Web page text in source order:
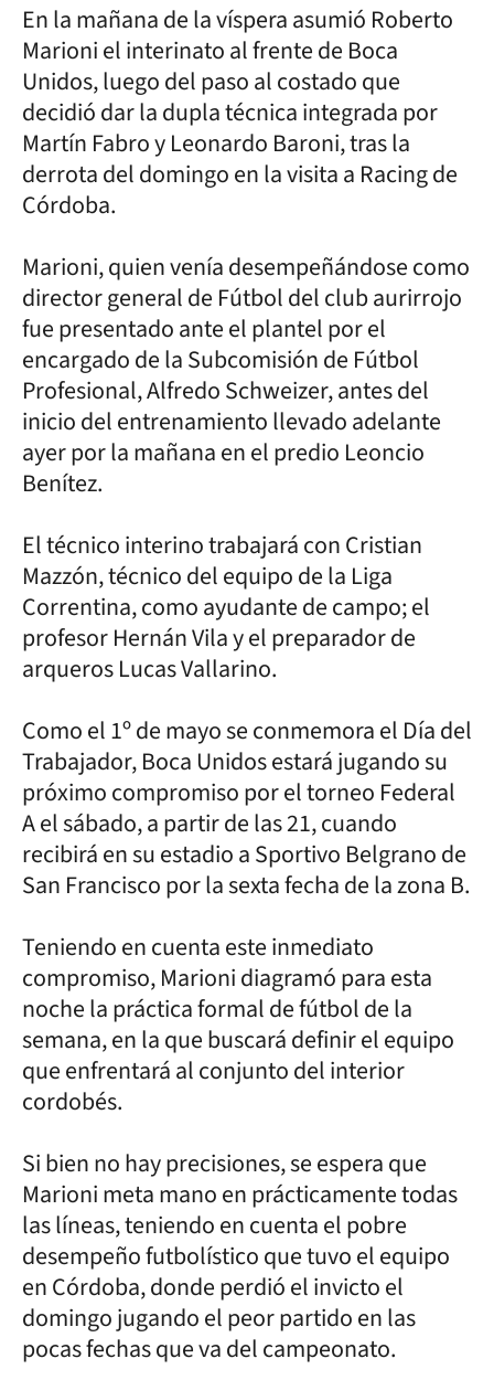
En la mañana de la víspera asumió Roberto
Marioni el interinato al frente de Boca
Unidos, luego del paso al costado que
decidió dar la dupla técnica integrada por
Martín Fabro y Leonardo Baroni, tras la
derrota del domingo en la visita a Racing de
Córdoba.
Marioni, quien venía desempeñándose como
director general de Fútbol del club aurirrojo
fue presentado ante el plantel por el
encargado de la Subcomisión de Fútbol
Profesional, Alfredo Schweizer, antes del
inicio del entrenamiento llevado adelante
ayer por la mañana en el predio Leoncio
Benítez.
El técnico interino trabajará con Cristian
Mazzón, técnico del equipo de la Liga
Correntina, como ayudante de campo; el
profesor Hernán Vila y el preparador de
arqueros Lucas Vallarino.
Como el 1º de mayo se conmemora el Día del
Trabajador, Boca Unidos estará jugando su
próximo compromiso por el torneo Federal
A el sábado, a partir de las 21, cuando
recibirá en su estadio a Sportivo Belgrano de
San Francisco por la sexta fecha de la zona B.
Teniendo en cuenta este inmediato
compromiso, Marioni diagramó para esta
noche la práctica formal de fútbol de la
semana, en la que buscará definir el equipo
que enfrentará al conjunto del interior
cordobés.
Si bien no hay precisiones, se espera que
Marioni meta mano en prácticamente todas
las líneas, teniendo en cuenta el pobre
desempeño futbolístico que tuvo el equipo
en Córdoba, donde perdió el invicto el
domingo jugando el peor partido en las
pocas fechas que va del campeonato.